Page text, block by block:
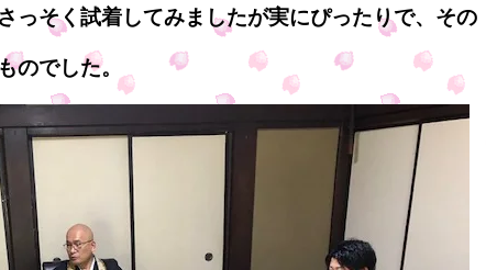
っそく試着してみましたが実にぴったりで、その
のでした。